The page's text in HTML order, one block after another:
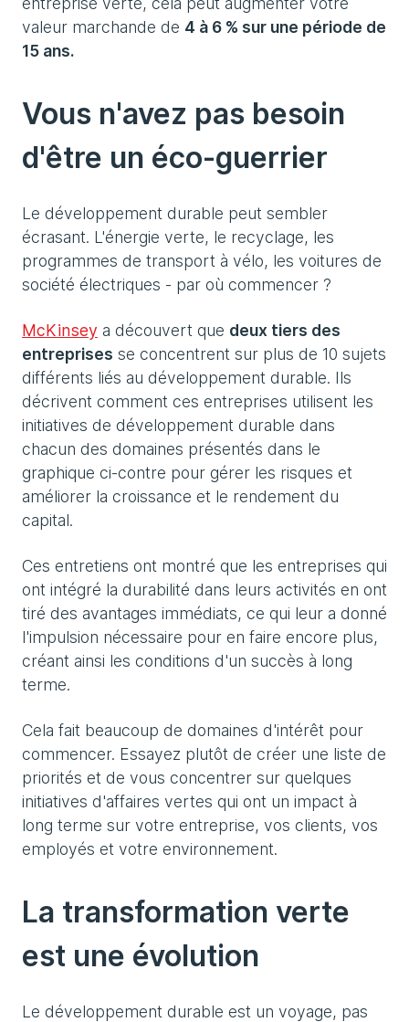
valeur marchande de 4 à 6 % sur une période de
15 ans.
Vous n'avez pas besoin
d'être un éco-guerrier
Le développement durable peut sembler
écrasant. L'énergie verte, le recyclage, les
programmes de transport à vélo, les voitures de
société électriques - par où commencer ?
McKinsey a découvert que deux tiers des
entreprises se concentrent sur plus de 10 sujets
différents liés au développement durable. Ils
décrivent comment ces entreprises utilisent les
initiatives de développement durable dans
chacun des domaines présentés dans le
graphique ci-contre pour gérer les risques et
améliorer la croissance et le rendement du
capital.
Ces entretiens ont montré que les entreprises qui
ont intégré la durabilité dans leurs activités en ont
tiré des avantages immédiats, ce qui leur a donné
l'impulsion nécessaire pour en faire encore plus,
créant ainsi les conditions d'un succès à long
terme.
Cela fait beaucoup de domaines d'intérêt pour
commencer. Essayez plutôt de créer une liste de
priorités et de vous concentrer sur quelques
initiatives d'affaires vertes qui ont un impact à
long terme sur votre entreprise, vos clients, vos
employés et votre environnement.
La transformation verte
est une évolution
Le développement durable est un voyage, pas